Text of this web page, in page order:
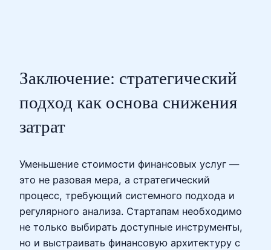
Заключение: стратегический
подход как основа снижения
затрат
Уменьшение стоимости финансовых услуг —
это не разовая мера, а стратегический
процесс, требующий системного подхода и
регулярного анализа. Стартапам необходимо
не только выбирать доступные инструменты,
но и выстраивать финансовую архитектуру с